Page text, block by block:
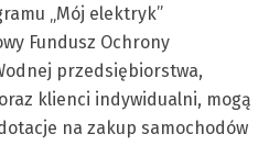
„Mój elektryk”
Fundusz Ochrony
przedsiębiorstwa,
klienci indywidualni, mogą
na zakup samochodów